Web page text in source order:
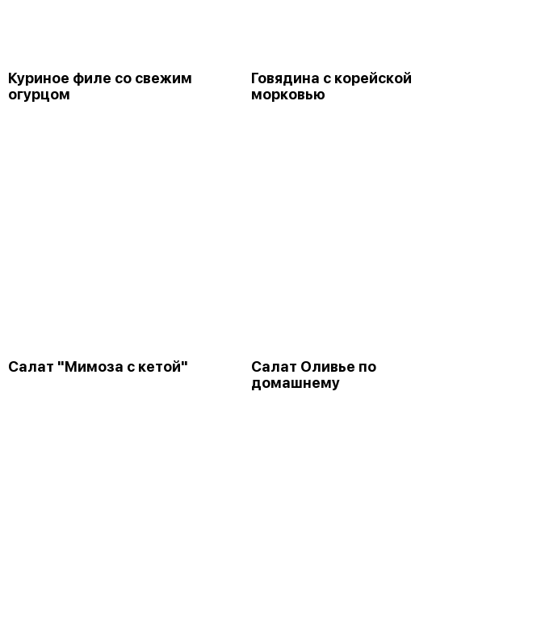
Куриное филе со свежим
огурцом
Говядина с корейской
морковью
Салат "Мимоза с кетой"
Салат Оливье по
домашнему